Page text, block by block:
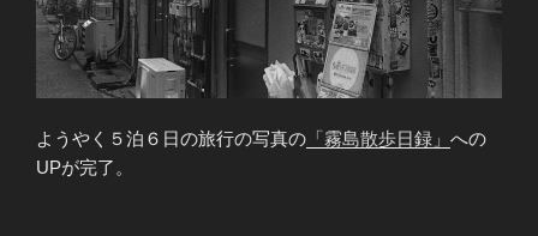
ようやく５泊６日の旅行の写真の 「霧島散歩日録」 への
UPが完了。